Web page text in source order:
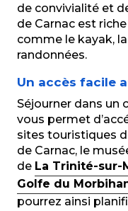
de convivialité et
de Carnac est
comme le kayak,
randonnées.
Un accès facile
Séjourner dans un
vous permet
sites touristiques
de Carnac, le
de La Trinité-sur-
Golfe du
pourrez ainsi